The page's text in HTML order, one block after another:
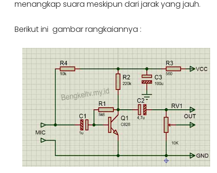
menangkap suara meskipun dari jarak yang jauh.
Berikut ini gambar rangkaiannya :